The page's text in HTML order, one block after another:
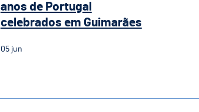
anos de Portugal
celebrados em Guimarães
05 jun